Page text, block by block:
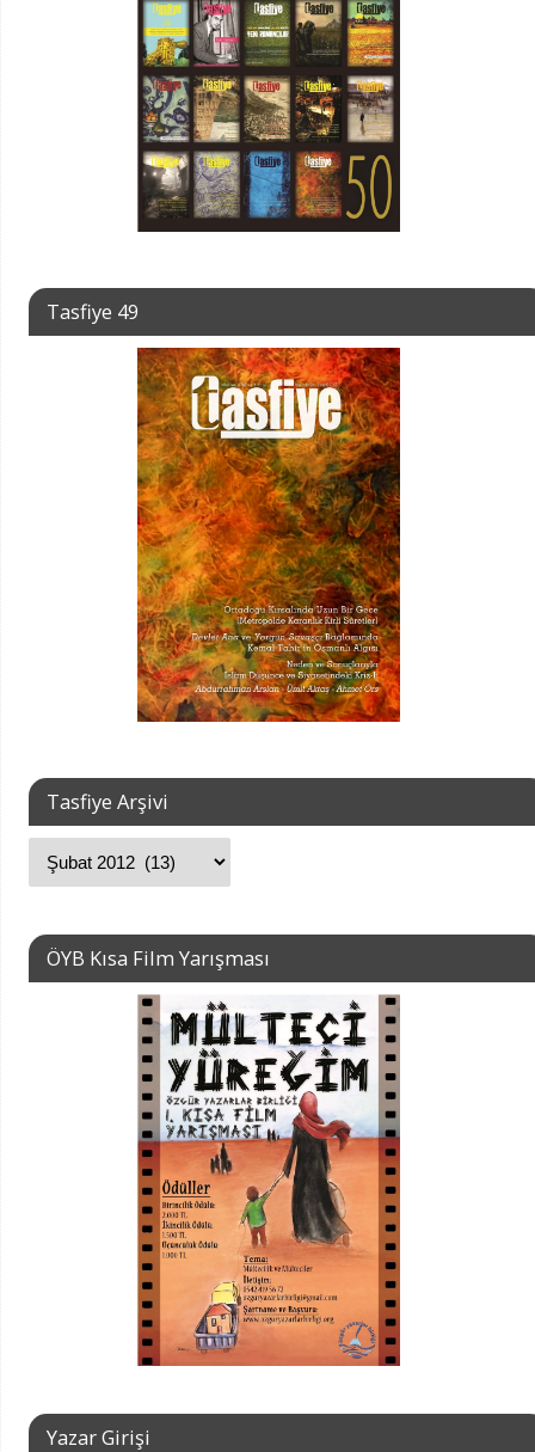
Tasfiye 49
Tasfiye Arşivi
ÖYB Kısa Film Yarışması
Yazar Girişi